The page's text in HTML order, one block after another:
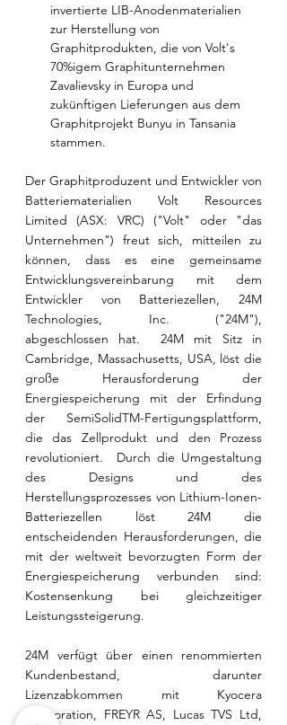
invertierte LIB-Anodenmaterialien
zur Herstellung von
Graphitprodukten, die von Volt's
70%igem Graphitunternehmen
Zavalievsky in Europa und
zukünftigen Lieferungen aus dem
Graphitprojekt Bunyu in Tansania
stammen.
Der Graphitproduzent und Entwickler von
Batteriematerialien Volt Resources
Limited (ASX: VRC) ("Volt" oder "das
Unternehmen") freut sich, mitteilen zu
können, dass es eine gemeinsame
Entwicklungsvereinbarung mit dem
Entwickler von Batteriezellen, 24M
Technologies, Inc. ("24M"),
abgeschlossen hat.  24M mit Sitz in
Cambridge, Massachusetts, USA, löst die
große Herausforderung der
Energiespeicherung mit der Erfindung
der SemiSolidTM-Fertigungsplattform,
die das Zellprodukt und den Prozess
revolutioniert.  Durch die Umgestaltung
des Designs und des
Herstellungsprozesses von Lithium-Ionen-
Batteriezellen löst 24M die
entscheidenden Herausforderungen, die
mit der weltweit bevorzugten Form der
Energiespeicherung verbunden sind:
Kostensenkung bei gleichzeitiger
Leistungssteigerung.
24M verfügt über einen renommierten
Kundenbestand, darunter
Lizenzabkommen mit Kyocera
Corporation, FREYR AS, Lucas TVS Ltd,